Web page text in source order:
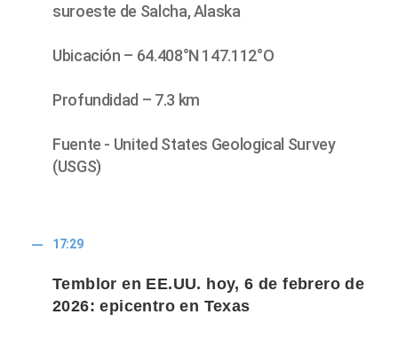
suroeste de Salcha, Alaska
Ubicación – 64.408°N 147.112°O
Profundidad – 7.3 km
Fuente - United States Geological Survey
(USGS)
17:29
Temblor en EE.UU. hoy, 6 de febrero de
2026: epicentro en Texas